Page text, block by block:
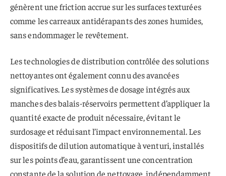
génèrent une friction accrue sur les surfaces texturées
comme les carreaux antidérapants des zones humides,
sans endommager le revêtement.
Les technologies de distribution contrôlée des solutions
nettoyantes ont également connu des avancées
significatives. Les systèmes de dosage intégrés aux
manches des balais-réservoirs permettent d’appliquer la
quantité exacte de produit nécessaire, évitant le
surdosage et réduisant l’impact environnemental. Les
dispositifs de dilution automatique à venturi, installés
sur les points d’eau, garantissent une concentration
constante de la solution de nettoyage, indépendamment